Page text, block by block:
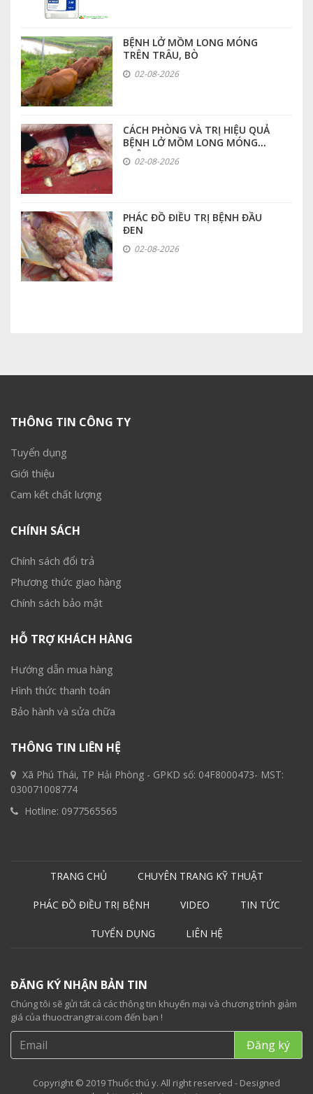
BỆNH LỞ MỒM LONG MÓNG
TRÊN TRÂU, BÒ
02-08-2026
CÁCH PHÒNG VÀ TRỊ HIỆU QUẢ
BỆNH LỞ MỒM LONG MÓNG
TRÊN HEO
02-08-2026
PHÁC ĐỒ ĐIỀU TRỊ BỆNH ĐẦU
ĐEN
02-08-2026
THÔNG TIN CÔNG TY
Tuyển dụng
Giới thiệu
Cam kết chất lượng
CHÍNH SÁCH
Chính sách đổi trả
Phương thức giao hàng
Chính sách bảo mật
HỖ TRỢ KHÁCH HÀNG
Hướng dẫn mua hàng
Hình thức thanh toán
Bảo hành và sửa chữa
THÔNG TIN LIÊN HỆ
Xã Phú Thái, TP Hải Phòng - GPKD số: 04F8000473- MST:
030071008774
Hotline: 0977565565
TRANG CHỦ CHUYÊN TRANG KỸ THUẬT
PHÁC ĐỒ ĐIỀU TRỊ BỆNH VIDEO TIN TỨC
TUYỂN DỤNG LIÊN HỆ
ĐĂNG KÝ NHẬN BẢN TIN
Chúng tôi sẽ gửi tất cả các thông tin khuyến mại và chương trình giảm
giá của thuoctrangtrai.com đến bạn !
Copyright © 2019 Thuốc thú y. All right reserved - Designed